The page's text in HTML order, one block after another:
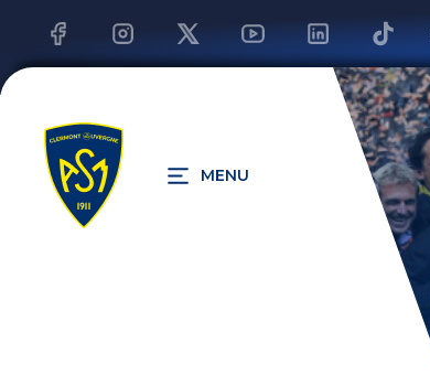
MENU